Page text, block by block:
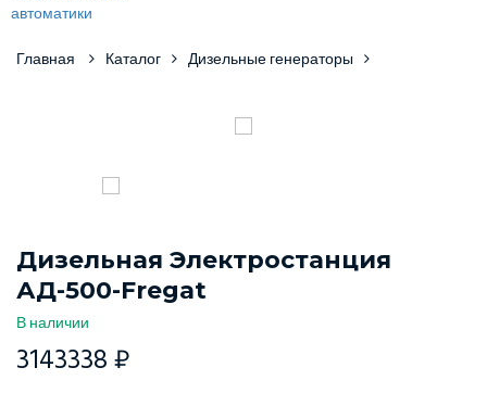
Главная Каталог Дизельные генераторы
Дизельная Электростанция
АД-500-Fregat
В наличии
3143338 ₽